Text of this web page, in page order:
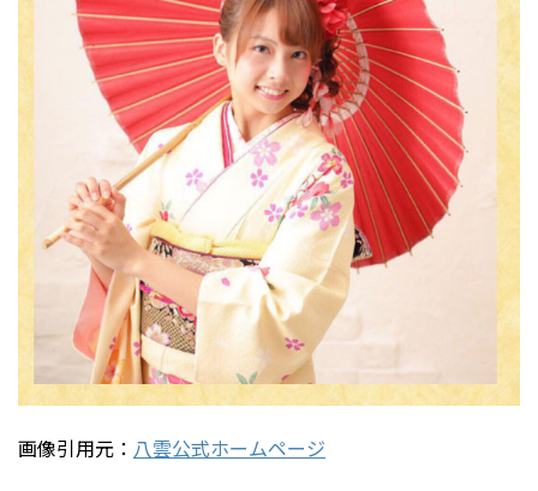
画像引用元： 八雲公式ホームページ